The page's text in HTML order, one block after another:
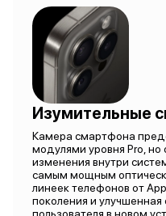
Изумительные
Камера смартфона
модулями уровня Pro, но
изменения внутри
самым мощным
линеек телефонов от
поколения и